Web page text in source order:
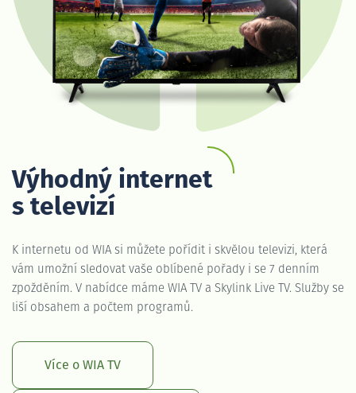
Výhodný internet
s televizí
K internetu od WIA si můžete pořídit i skvělou televizi, která
vám umožní sledovat vaše oblíbené pořady i se 7 denním
zpožděním. V nabídce máme WIA TV a Skylink Live TV. Služby se
liší obsahem a počtem programů.
Více o WIA TV